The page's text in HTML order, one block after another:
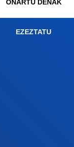
ONARTU DENAK
EZEZTATU